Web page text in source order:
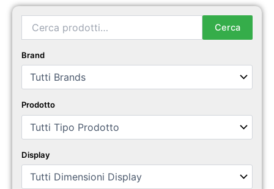
Cerca:
Cerca
Brand
Prodotto
Display